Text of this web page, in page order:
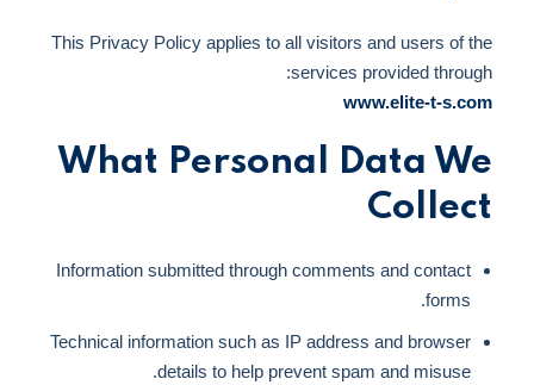
This Privacy Policy applies to all visitors and users of the
services provided through:
www.elite-t-s.com
What Personal Data We
Collect
Information submitted through comments and contact
forms.
Technical information such as IP address and browser
details to help prevent spam and misuse.